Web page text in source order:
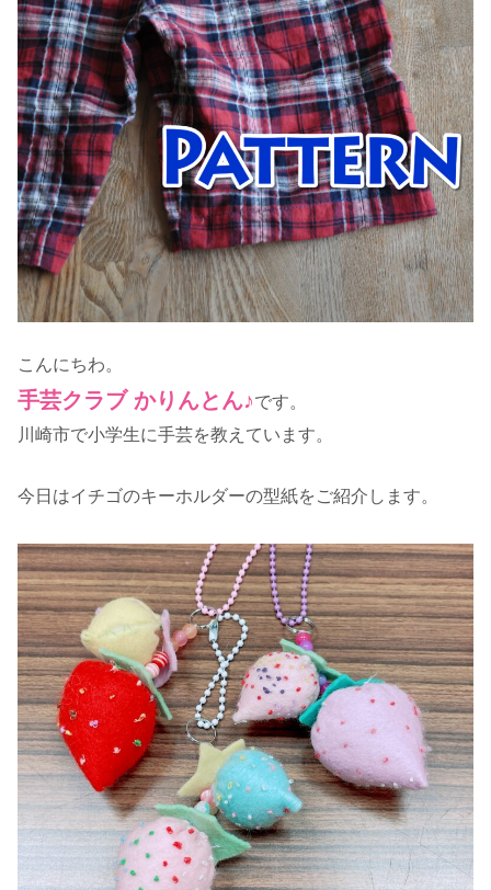
こんにちわ。
手芸クラブ かりんとん♪です。
川崎市で小学生に手芸を教えています。
今日はイチゴのキーホルダーの型紙をご紹介します。